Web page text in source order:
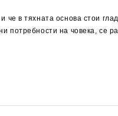
че в тяхната основа стои
потребности на човека, се